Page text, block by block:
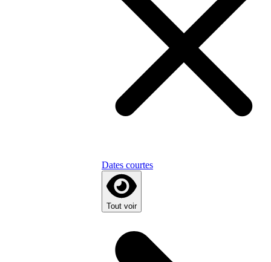
Dates courtes
Tout voir